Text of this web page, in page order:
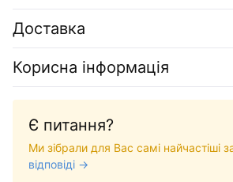
Доставка
Корисна інформація
Є питання?
Ми зібрали для Вас самі найчастіші
відповіді →